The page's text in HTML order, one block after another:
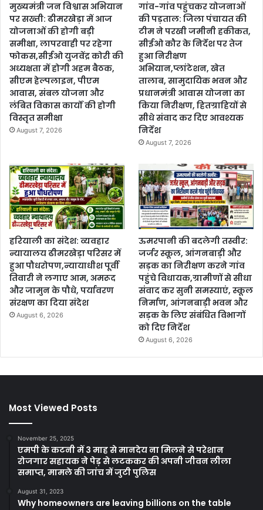
मुख्यमंत्री जन विश्वास अभियान
पर सख्ती: ढीमरखेड़ा में आज
योजनाओं की होगी बड़ी
समीक्षा, लापरवाही पर रहेगा
फोकस,सीईओ युजवेंद्र कोरी की
अध्यक्षता में होगी अहम बैठक,
सीएम हेल्पलाइन, पीएम
आवास, संबल योजना और
लंबित विकास कार्यों की होगी
विस्तृत समीक्षा
August 7, 2026
गांव-गांव पहुंचकर योजनाओं
की पड़ताल: जिला पंचायत की
टीम ने परखी जमीनी हकीकत,
सीईओ कौर के निर्देश पर तेज
हुआ निरीक्षण
अभियान,प्लांटेशन, खेत
तालाब, सामुदायिक भवन और
प्रधानमंत्री आवास योजना का
किया निरीक्षण, हितग्राहियों से
सीधे संवाद कर दिए आवश्यक
निर्देश
August 7, 2026
हरियाली का संदेश: व्यवहार
न्यायालय ढीमरखेड़ा परिसर में
हुआ पौधरोपण,न्यायाधीश पूर्वी
तिवारी ने लगाए आम, अमरूद
और जामुन के पौधे, पर्यावरण
संरक्षण का दिया संदेश
August 6, 2026
ऊमरपानी की बदलेगी तस्वीर:
जर्जर स्कूल, आंगनबाड़ी और
सड़क का निरीक्षण करने गांव
पहुंचे विधायक,ग्रामीणों से सीधा
संवाद कर सुनी समस्याएं, स्कूल
निर्माण, आंगनबाड़ी भवन और
सड़क के लिए संबंधित विभागों
को दिए निर्देश
August 6, 2026
Most Viewed Posts
November 25, 2025
एमपी के कटनी में 3 माह से मानदेय ना मिलने से परेशान
रोजगार सहायक ने पेड़ से लटककर की अपनी जीवन लीला
समाप्त, मामले की जांच में जुटी पुलिस
August 31, 2023
Why homeowners are leaving billions on the table